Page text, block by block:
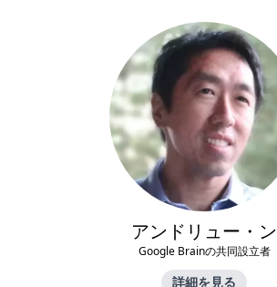
アンドリュー・ン
Google Brainの共同設立者
詳細を見る